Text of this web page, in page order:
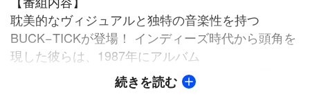
耽美的なヴィジュアルと独特の音楽性を持つ
BUCK−TICKが登場！ インディーズ時代から頭角を
現した彼らは、1987年にアルバム
「SEXUAL×××××！」でメジャーデビュー。翌1987
年にリリースされたシングル「JUST ONE MORE
続きを読む